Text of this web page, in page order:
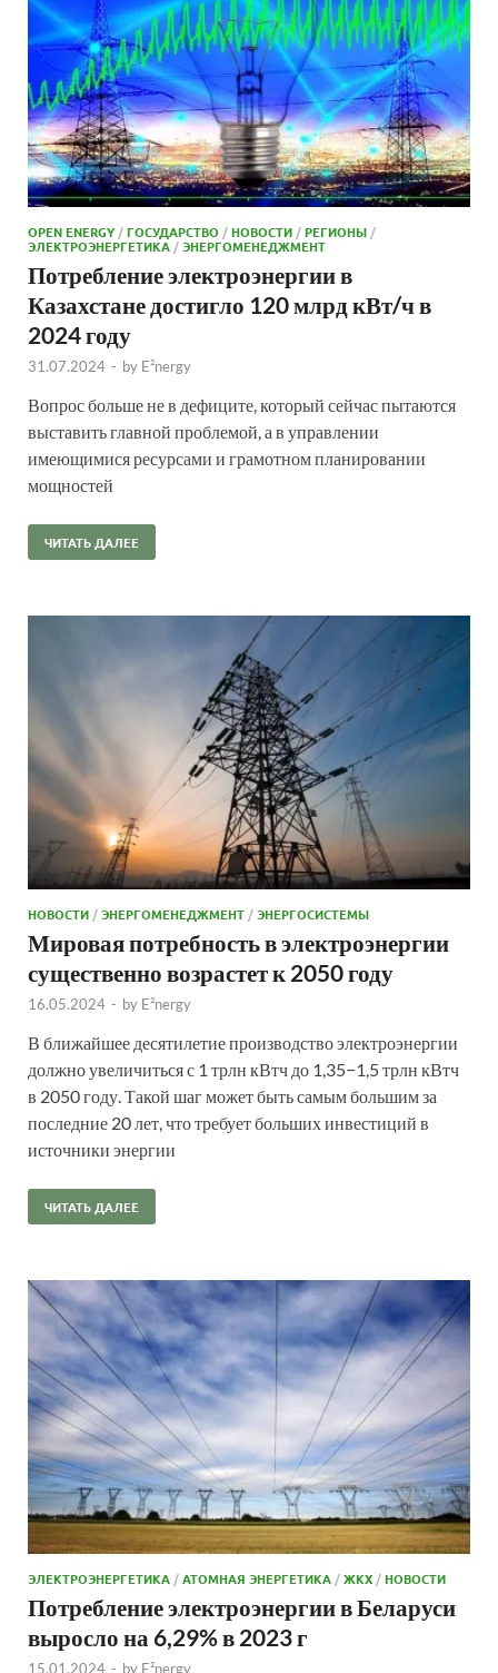
OPEN ENERGY /ГОСУДАРСТВО /НОВОСТИ /РЕГИОНЫ /
ЭЛЕКТРОЭНЕРГЕТИКА /ЭНЕРГОМЕНЕДЖМЕНТ
Потребление электроэнергии в
Казахстане достигло 120 млрд кВт/ч в
2024 году
31.07.2024 - by E²nergy
Вопрос больше не в дефиците, который сейчас пытаются
выставить главной проблемой, а в управлении
имеющимися ресурсами и грамотном планировании
мощностей
ЧИТАТЬ ДАЛЕЕ
НОВОСТИ /ЭНЕРГОМЕНЕДЖМЕНТ /ЭНЕРГОСИСТЕМЫ
Мировая потребность в электроэнергии
существенно возрастет к 2050 году
16.05.2024 - by E²nergy
В ближайшее десятилетие производство электроэнергии
должно увеличиться с 1 трлн кВтч до 1,35−1,5 трлн кВтч
в 2050 году. Такой шаг может быть самым большим за
последние 20 лет, что требует больших инвестиций в
источники энергии
ЧИТАТЬ ДАЛЕЕ
ЭЛЕКТРОЭНЕРГЕТИКА /АТОМНАЯ ЭНЕРГЕТИКА /ЖКХ /НОВОСТИ
Потребление электроэнергии в Беларуси
выросло на 6,29% в 2023 г
15.01.2024 - by E²nergy